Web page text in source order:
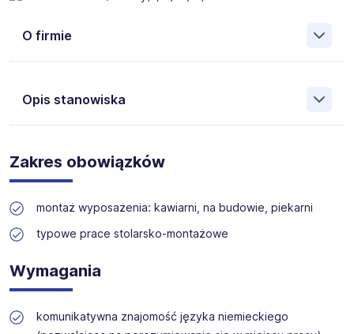
O firmie
granicą. Pomożemy Ci znaleźć pracę w takich krajach, jak:
Niemcy, Austria, Holandia, Belgia, Islandia, Norwegia,
Oferujemy szeroki wybór stanowisk w branżach
technicznych, produkcyjnych i budowlanych. Nasz zespół
zapewnia wsparcie na każdym etapie rekrutacji.
Opis stanowiska
oznacza, że ogłoszenie jest skierowane do wszystkich
osób, niezależnie od ich tożsamości płciowej, w tym
użytych oznaczeń jest przypadkowa, nie stanowi
kandydatów ani na przebieg i wynik procesu
poszanowaniem zasady równego traktowania i
Zakres obowiązków
montaż wyposażenia: kawiarni, na budowie, piekarni
typowe prace stolarsko-montażowe
Wymagania
komunikatywna znajomość języka niemieckiego